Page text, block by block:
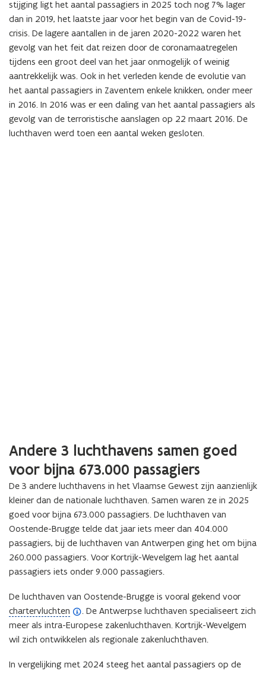
stijging ligt het aantal passagiers in 2025 toch nog 7% lager
dan in 2019, het laatste jaar voor het begin van de Covid-19-
crisis. De lagere aantallen in de jaren 2020-2022 waren het
gevolg van het feit dat reizen door de coronamaatregelen
tijdens een groot deel van het jaar onmogelijk of weinig
aantrekkelijk was. Ook in het verleden kende de evolutie van
het aantal passagiers in Zaventem enkele knikken, onder meer
in 2016. In 2016 was er een daling van het aantal passagiers als
gevolg van de terroristische aanslagen op 22 maart 2016. De
luchthaven werd toen een aantal weken gesloten.
Andere 3 luchthavens samen goed
voor bijna 673.000 passagiers
De 3 andere luchthavens in het Vlaamse Gewest zijn aanzienlijk
kleiner dan de nationale luchthaven. Samen waren ze in 2025
goed voor bijna 673.000 passagiers. De luchthaven van
Oostende-Brugge telde dat jaar iets meer dan 404.000
passagiers, bij de luchthaven van Antwerpen ging het om bijna
260.000 passagiers. Voor Kortrijk-Wevelgem lag het aantal
passagiers iets onder 9.000 passagiers.
De luchthaven van Oostende-Brugge is vooral gekend voor
chartervluchten
(
o
p
n
. De Antwerpse luchthaven specialiseert zich
meer als intra-Europese zakenluchthaven. Kortrijk-Wevelgem
wil zich ontwikkelen als regionale zakenluchthaven.
In vergelijking met 2024 steeg het aantal passagiers op de